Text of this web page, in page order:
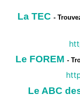
La TEC -
Le FOREM -
Le ABC